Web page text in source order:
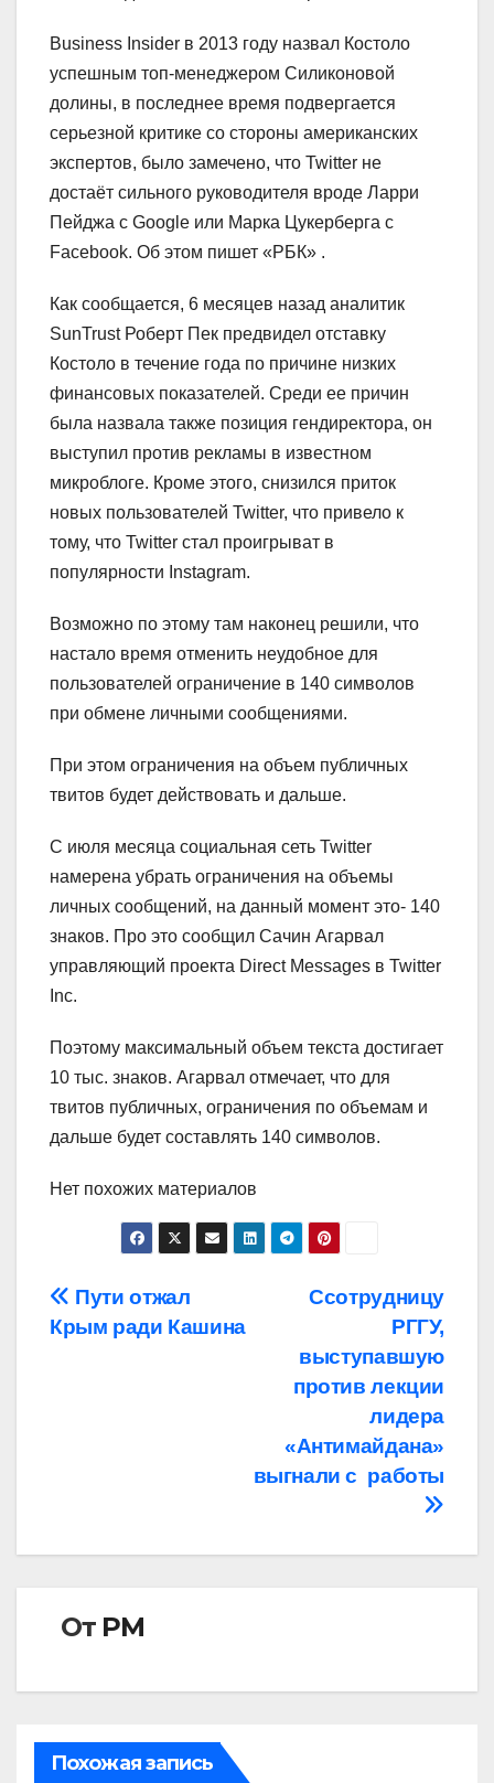
Business Insider в 2013 году назвал Костоло
успешным топ-менеджером Силиконовой
долины, в последнее время подвергается
серьезной критике со стороны американских
экспертов, было замечено, что Twitter не
достаёт сильного руководителя вроде Ларри
Пейджа с Google или Марка Цукерберга с
Facebook. Об этом пишет «РБК» .
Как сообщается, 6 месяцев назад аналитик
SunTrust Роберт Пек предвидел отставку
Костоло в течение года по причине низких
финансовых показателей. Среди ее причин
была назвала также позиция гендиректора, он
выступил против рекламы в известном
микроблоге. Кроме этого, снизился приток
новых пользователей Twitter, что привело к
тому, что Twitter стал проигрыват в
популярности Instagram.
Возможно по этому там наконец решили, что
настало время отменить неудобное для
пользователей ограничение в 140 символов
при обмене личными сообщениями.
При этом ограничения на объем публичных
твитов будет действовать и дальше.
С июля месяца социальная сеть Twitter
намерена убрать ограничения на объемы
личных сообщений, на данный момент это- 140
знаков. Про это сообщил Сачин Агарвал
управляющий проекта Direct Messages в Twitter
Inc.
Поэтому максимальный объем текста достигает
10 тыс. знаков. Агарвал отмечает, что для
твитов публичных, ограничения по объемам и
дальше будет составлять 140 символов.
Нет похожих материалов
Навигация
по
Cсотрудницу
РГГУ,
выступавшую
против лекции
лидера
«Антимайдана»
выгнали с работы
Пути отжал
Крым ради Кашина
От РМ
Похожая запись